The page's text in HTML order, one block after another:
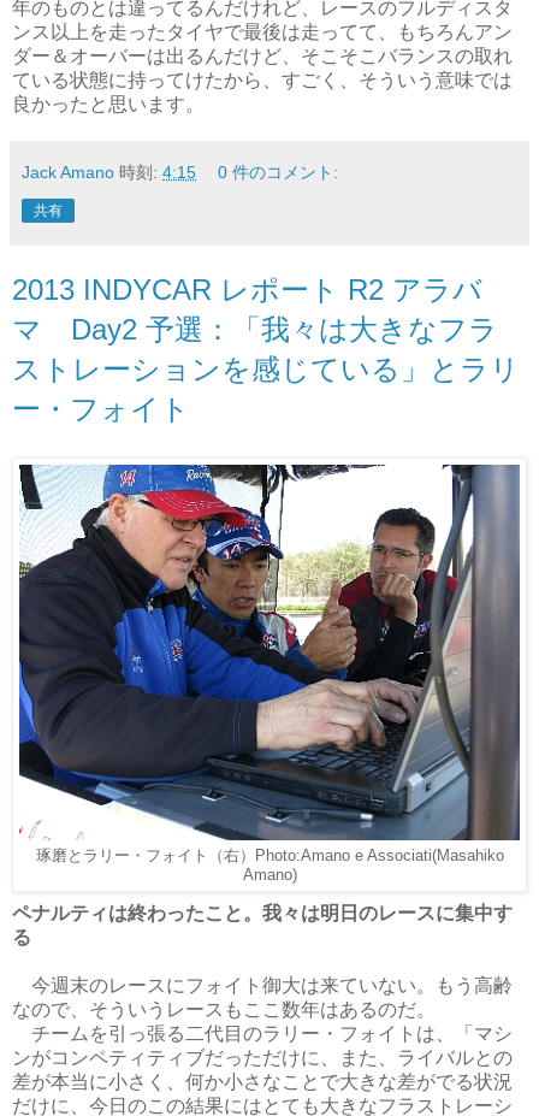
年のものとは違ってるんだけれど、レースのフルディスタ
ンス以上を走ったタイヤで最後は走ってて、もちろんアン
ダー＆オーバーは出るんだけど、そこそこバランスの取れ
ている状態に持ってけたから、すごく、そういう意味では
良かったと思います。
Jack Amano 時刻: 4:15 0 件のコメント:
共有
2013 INDYCAR レポート R2 アラバ
マ Day2 予選：「我々は大きなフラ
ストレーションを感じている」とラリ
ー・フォイト
琢磨とラリー・フォイト（右）Photo:Amano e Associati(Masahiko
Amano)
ペナルティは終わったこと。我々は明日のレースに集中す
る
今週末のレースにフォイト御大は来ていない。もう高齢
なので、そういうレースもここ数年はあるのだ。
チームを引っ張る二代目のラリー・フォイトは、「マシ
ンがコンペティティブだっただけに、また、ライバルとの
差が本当に小さく、何か小さなことで大きな差がでる状況
だけに、今日のこの結果にはとても大きなフラストレーシ